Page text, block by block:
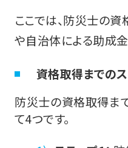
ここでは、防災士の
や自治体による助成
資格取得までの
防災士の資格取得ま
て4つです。